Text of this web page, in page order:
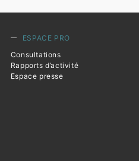
ESPACE PRO
Consultations
Rapports d’activité
Espace presse